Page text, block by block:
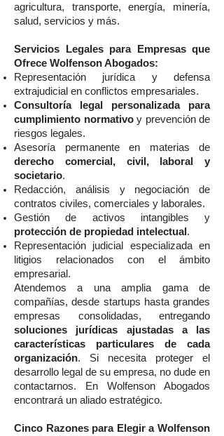
agricultura, transporte, energía, minería,
salud, servicios y más.
Servicios Legales para Empresas que
Ofrece Wolfenson Abogados:
Representación jurídica y defensa
extrajudicial en conflictos empresariales.
Consultoría legal personalizada para
cumplimiento normativoy prevención de
riesgos legales.
Asesoría permanente en materias de
derecho comercial, civil, laboral y
societario.
Redacción, análisis y negociación de
contratos civiles, comerciales y laborales.
Gestión de activos intangibles y
protección de propiedad intelectual .
Representación judicial especializada en
litigios relacionados con el ámbito
empresarial.
Atendemos a una amplia gama de
compañías, desde startups hasta grandes
empresas consolidadas, entregando
soluciones jurídicas ajustadas a las
características particulares de cada
organización. Si necesita proteger el
desarrollo legal de su empresa, no dude en
contactarnos. En Wolfenson Abogados
encontrará un aliado estratégico.
Cinco Razones para Elegir a Wolfenson